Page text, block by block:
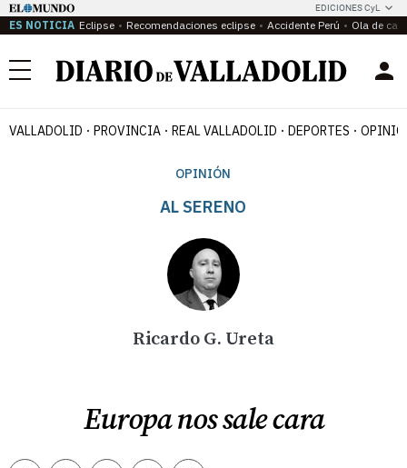
EDICIONES CyL
ES NOTICIA Eclipse Recomendaciones eclipse Accidente Perú Ola de
Menú
VALLADOLID PROVINCIA REAL VALLADOLID DEPORTES
OPINIÓN
AL SERENO
Ricardo G. Ureta
Europa nos sale cara